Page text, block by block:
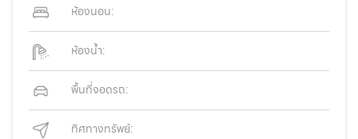
ห้องนอน:
ห้องน้ำ:
พื้นที่จอดรถ:
ทิศทางทรัพย์: